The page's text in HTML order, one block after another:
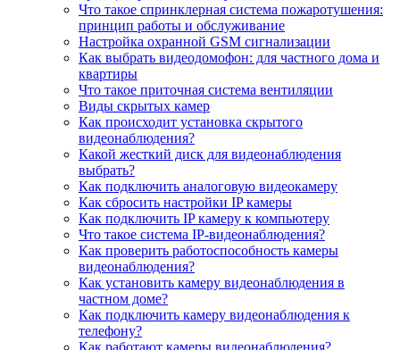
Что такое спринклерная система пожаротушения:
принцип работы и обслуживание
Настройка охранной GSM сигнализации
Как выбрать видеодомофон: для частного дома и
квартиры
Что такое приточная система вентиляции
Виды скрытых камер
Как происходит установка скрытого
видеонаблюдения?
Какой жесткий диск для видеонаблюдения
выбрать?
Как подключить аналоговую видеокамеру
Как сбросить настройки IP камеры
Как подключить IP камеру к компьютеру
Что такое система IP-видеонаблюдения?
Как проверить работоспособность камеры
видеонаблюдения?
Как установить камеру видеонаблюдения в
частном доме?
Как подключить камеру видеонаблюдения к
телефону?
Как работают камеры видеонаблюдения?